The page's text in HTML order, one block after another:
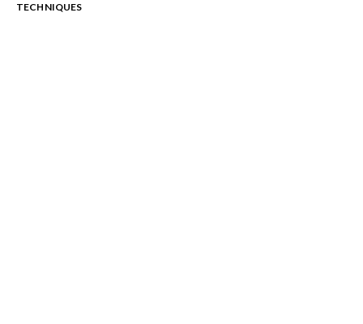
TECHNIQUES